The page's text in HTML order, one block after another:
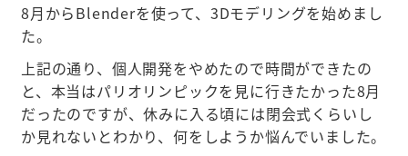
8月からBlenderを使って、3Dモデリングを始めまし
た。
上記の通り、個人開発をやめたので時間ができたの
と、本当はパリオリンピックを見に行きたかった8月
だったのですが、休みに入る頃には閉会式くらいし
か見れないとわかり、何をしようか悩んでいました。